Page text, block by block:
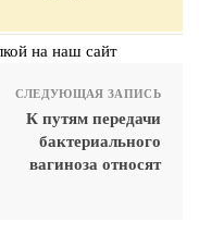
на наш сайт
СЛЕДУЮЩАЯ ЗАПИСЬ
К путям передачи
бактериального
вагиноза относят